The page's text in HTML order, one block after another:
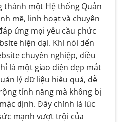
thành một Hệ thống Quản
mẽ, linh hoạt và chuyên
ứng mọi yêu cầu phức
hiện đại. Khi nói đến
chuyên nghiệp, điều
là một giao diện đẹp mắt
lý dữ liệu hiệu quả, dễ
tính năng mà không bị
định. Đây chính là lúc
mạnh vượt trội của